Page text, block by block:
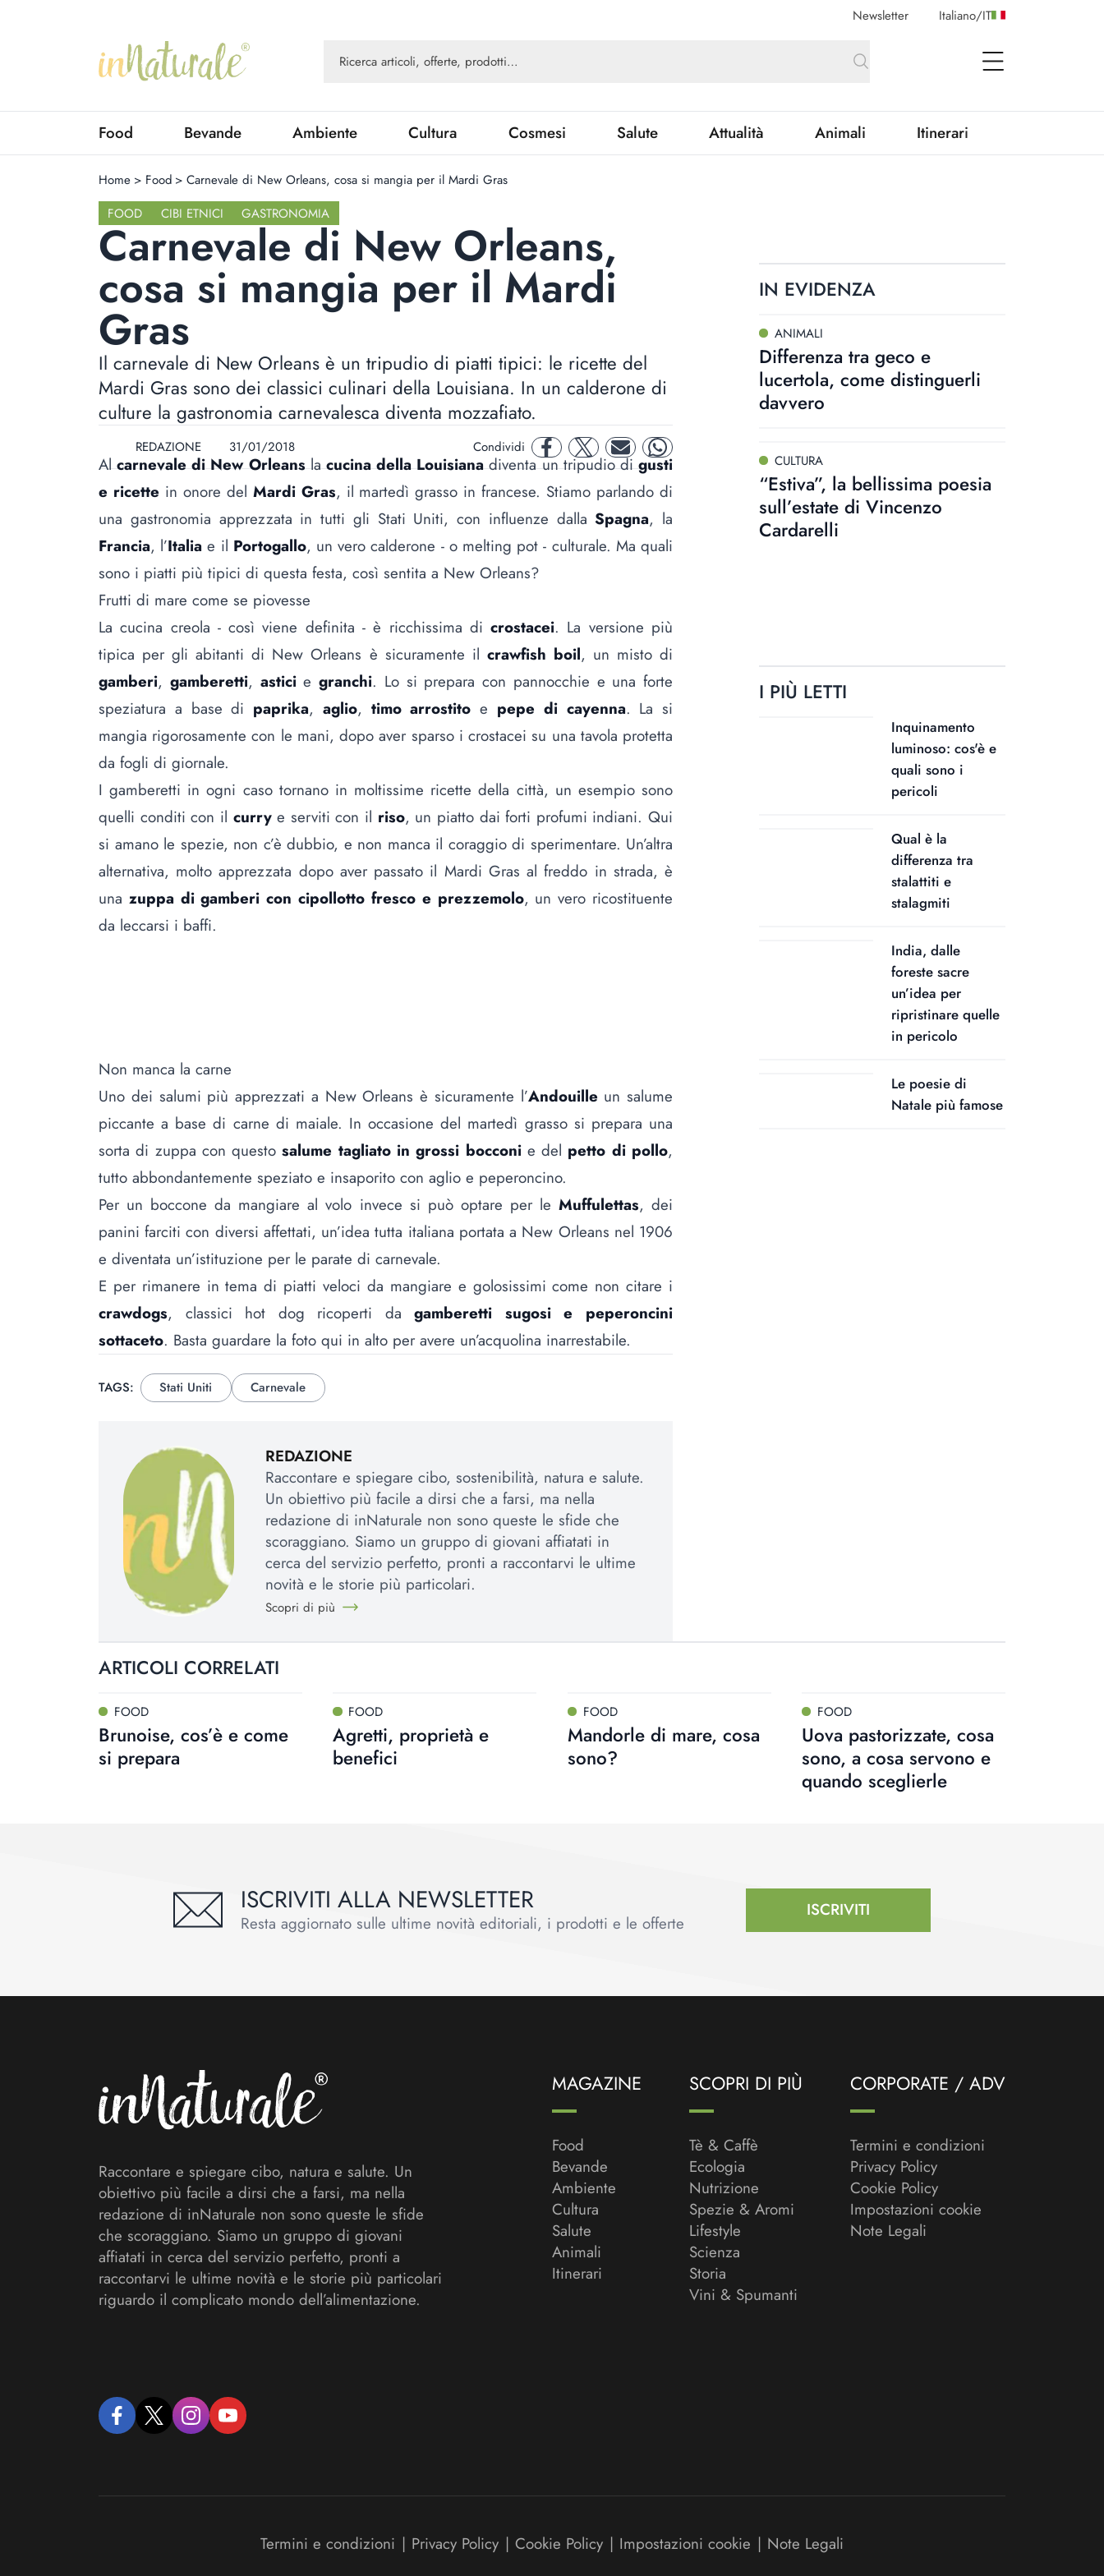
Newsletter Italiano/IT
open Menu
Food Bevande Ambiente Cultura Cosmesi Salute Attualità Animali Itinerari
Home > Food > Carnevale di New Orleans, cosa si mangia per il Mardi Gras
FOOD
CIBI ETNICI GASTRONOMIA
Carnevale di New Orleans,
cosa si mangia per il Mardi
Gras
Il carnevale di New Orleans è un tripudio di piatti tipici: le ricette del
Mardi Gras sono dei classici culinari della Louisiana. In un calderone di
culture la gastronomia carnevalesca diventa mozzafiato.
REDAZIONE 31/01/2018 Condividi facebooktwitter mail whatsapp
Alcarnevale di New Orleanslacucina della Louisianadiventa un tripudio digusti
e ricette in onore del Mardi Gras, il martedì grasso in francese. Stiamo parlando di
una gastronomia apprezzata in tutti gli Stati Uniti, con influenze dallaSpagna, la
Francia, l’Italia e il Portogallo, un vero calderone - o melting pot - culturale. Ma quali
sono i piatti più tipici di questa festa, così sentita a New Orleans?
Frutti di mare come se piovesse
La cucina creola - così viene definita - è ricchissima dicrostacei. La versione più
tipica per gli abitanti di New Orleans è sicuramente il crawfish boil, un misto di
gamberi, gamberetti, asticie granchi. Lo si prepara con pannocchie e una forte
speziatura a base di paprika, aglio, timo arrostito e pepe di cayenna. La si
mangia rigorosamente con le mani, dopo aver sparso i crostacei su una tavola protetta
da fogli di giornale.
I gamberetti in ogni caso tornano in moltissime ricette della città, un esempio sono
quelli conditi con il currye serviti con il riso, un piatto dai forti profumi indiani. Qui
si amano le spezie, non c’è dubbio, e non manca il coraggio di sperimentare. Un’altra
alternativa, molto apprezzata dopo aver passato il Mardi Gras al freddo in strada, è
una zuppa di gamberi con cipollotto fresco e prezzemolo, un vero ricostituente
da leccarsi i baffi.
Non manca la carne
Uno dei salumi più apprezzati a New Orleans è sicuramente l’Andouille un salume
piccante a base di carne di maiale. In occasione del martedì grasso si prepara una
sorta di zuppa con questosalume tagliato in grossi bocconie del petto di pollo,
tutto abbondantemente speziato e insaporito con aglio e peperoncino.
Per un boccone da mangiare al volo invece si può optare per le Muffulettas, dei
panini farciti con diversi affettati, un’idea tutta italiana portata a New Orleans nel 1906
e diventata un’istituzione per le parate di carnevale.
E per rimanere in tema di piatti veloci da mangiare e golosissimi come non citare i
crawdogs, classici hot dog ricoperti da gamberetti sugosi e peperoncini
sottaceto. Basta guardare la foto qui in alto per avere un’acquolina inarrestabile.
TAGS: Stati Uniti Carnevale
REDAZIONE
Raccontare e spiegare cibo, sostenibilità, natura e salute.
Un obiettivo più facile a dirsi che a farsi, ma nella
redazione di inNaturale non sono queste le sfide che
scoraggiano. Siamo un gruppo di giovani affiatati in
cerca del servizio perfetto, pronti a raccontarvi le ultime
novità e le storie più particolari.
Scopri di più
IN EVIDENZA
ANIMALI
Differenza tra geco e
lucertola, come distinguerli
davvero
CULTURA
“Estiva”, la bellissima poesia
sull’estate di Vincenzo
Cardarelli
I PIÙ LETTI
Inquinamento
luminoso: cos'è e
quali sono i
pericoli
Qual è la
differenza tra
stalattiti e
stalagmiti
India, dalle
foreste sacre
un’idea per
ripristinare quelle
in pericolo
Le poesie di
Natale più famose
ARTICOLI CORRELATI
FOOD
Brunoise, cos’è e come
si prepara
FOOD
Agretti, proprietà e
benefici
FOOD
Mandorle di mare, cosa
sono?
FOOD
Uova pastorizzate, cosa
sono, a cosa servono e
quando sceglierle
ISCRIVITI ALLA NEWSLETTER
Resta aggiornato sulle ultime novità editoriali, i prodotti e le offerte
ISCRIVITI
Raccontare e spiegare cibo, natura e salute. Un
obiettivo più facile a dirsi che a farsi, ma nella
redazione di inNaturale non sono queste le sfide
che scoraggiano. Siamo un gruppo di giovani
affiatati in cerca del servizio perfetto, pronti a
raccontarvi le ultime novità e le storie più particolari
riguardo il complicato mondo dell’alimentazione.
facebooktwitter instagramyoutube
MAGAZINE
Food
Bevande
Ambiente
Cultura
Salute
Animali
Itinerari
SCOPRI DI PIÙ
Tè & Caffè
Ecologia
Nutrizione
Spezie & Aromi
Lifestyle
Scienza
Storia
Vini & Spumanti
CORPORATE / ADV
Termini e condizioni
Privacy Policy
Cookie Policy
Impostazioni cookie
Note Legali
Termini e condizioni | Privacy Policy | Cookie Policy | Impostazioni cookie | Note Legali